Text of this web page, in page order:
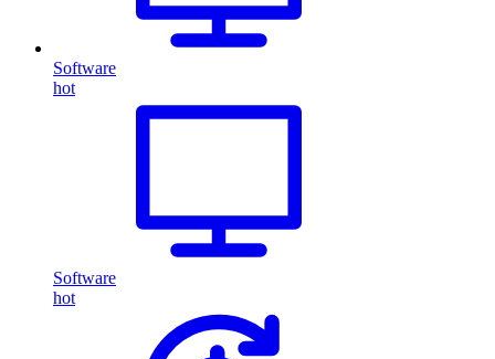
Software
hot
Software
hot